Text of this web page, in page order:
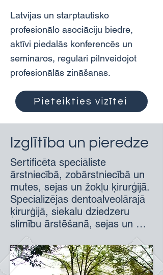
Latvijas un starptautisko
profesionālo asociāciju biedre,
aktīvi piedalās konferencēs un
semināros, regulāri pilnveidojot
profesionālās zināšanas.
Pieteikties vizītei
Izglītība un pieredze
Sertificēta speciāliste
ārstniecībā, zobārstniecībā un
mutes, sejas un žokļu ķirurģijā.
Specializējas dentoalveolārajā
ķirurģijā, siekalu dziedzeru
slimību ārstēšanā, sejas un
žokļu onkoloģijā, kā arī
estētiskajā ķirurģijā un
medicīnā (botulīna toksīna